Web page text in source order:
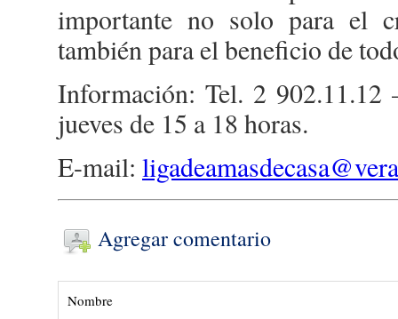
importante no solo para el
también para el beneficio de
Información: Tel. 2 902.11.12
jueves de 15 a 18 horas.
E-mail:
Agregar comentario